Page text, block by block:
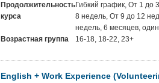
Продолжительность
курса
Гибкий график, От 1 до
8 недель, От 9 до 12
недель, 6 месяцев,
Возрастная группа
16-18, 18-22, 23+
English + Work Experience